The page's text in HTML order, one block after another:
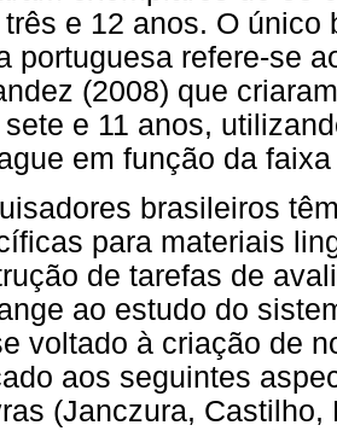
três e 12 anos. O
portuguesa refere-se
(2008) que
sete e 11 anos,
em função da
brasileiros
para materiais
de tarefas de
ao estudo do
voltado à criação de
aos seguintes
(Janczura,